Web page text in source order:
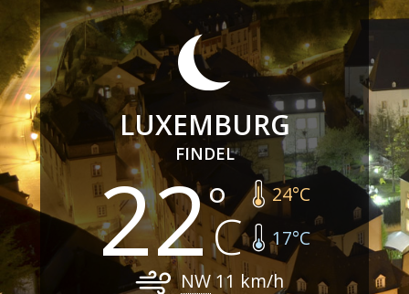
LUXEMBURG
FINDEL
22 24°C
17°C
NW11 km/h